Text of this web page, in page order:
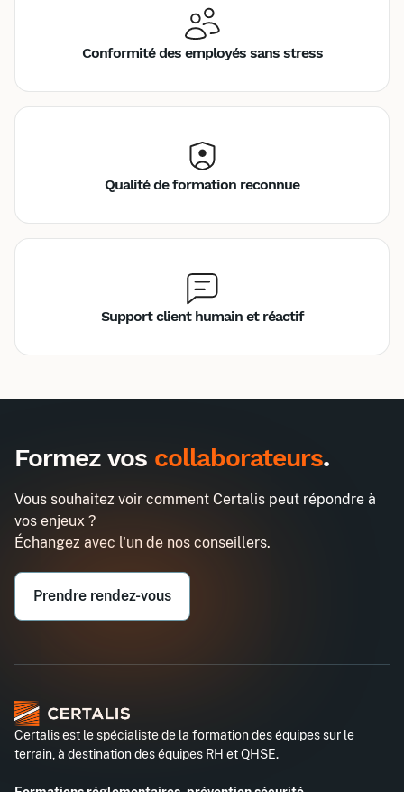
Conformité des employés sans stress
Qualité de formation reconnue
Support client humain et réactif
Argumenter : un levier pour
Entreprise*
Téléphone professionnel*
Formez vos collaborateurs.
Vous souhaitez voir comment Certalis peut répondre à
vos enjeux ?
Échangez avec l'un de nos conseillers.
Prendre rendez-vous
Certalis est le spécialiste de la formation des équipes sur le
terrain, à destination des équipes RH et QHSE.